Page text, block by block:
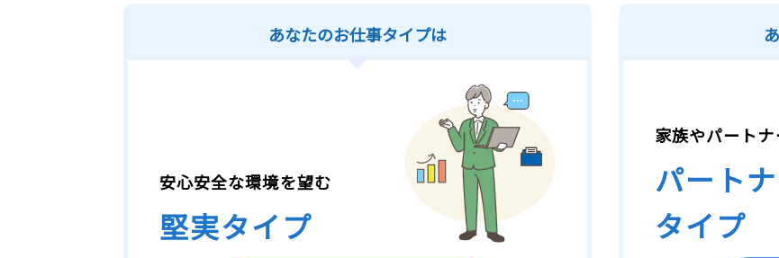
あなたのお仕事タイプは
安心安全な環境を望む
堅実タイプ
家族やパート
パート
タイプ